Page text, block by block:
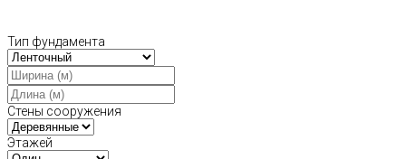
Тип фундамента
Стены сооружения
Этажей